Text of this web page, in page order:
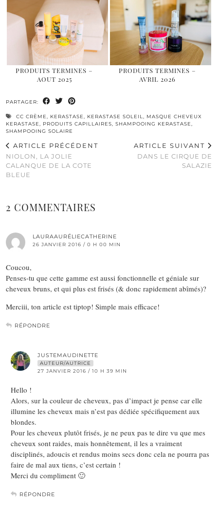
PRODUITS TERMINES –
AOUT 2025
PRODUITS TERMINES –
AVRIL 2026
PARTAGER:
CC CRÈME, KERASTASE, KERASTASE SOLEIL, MASQUE CHEVEUX
KERASTASE, PRODUITS CAPILLAIRES, SHAMPOOING KERASTASE,
SHAMPOOING SOLAIRE
ARTICLE PRÉCÉDENT
NIOLON, LA JOLIE
CALANQUE DE LA COTE
BLEUE
ARTICLE SUIVANT
DANS LE CIRQUE DE
SALAZIE
2 COMMENTAIRES
LAURAAURÉLIECATHERINE
26 JANVIER 2016 / 0 H 00 MIN
Coucou,
Penses-tu que cette gamme est aussi fonctionnelle et géniale sur
cheveux bruns, et qui plus est frisés (& donc rapidement abîmés)?
Merciii, ton article est tiptop! Simple mais efficace!
RÉPONDRE
JUSTEMAUDINETTE
AUTEUR/AUTRICE
27 JANVIER 2016 / 10 H 39 MIN
Hello !
Alors, sur la couleur de cheveux, pas d’impact je pense car elle
illumine les cheveux mais n’est pas dédiée spécifiquement aux
blondes.
Pour les cheveux plutôt frisés, je ne peux pas te dire vu que mes
cheveux sont raides, mais honnêtement, il les a vraiment
disciplinés, adoucis et rendus moins secs donc cela ne pourra pas
faire de mal aux tiens, c’est certain !
Merci du compliment 🙂
RÉPONDRE